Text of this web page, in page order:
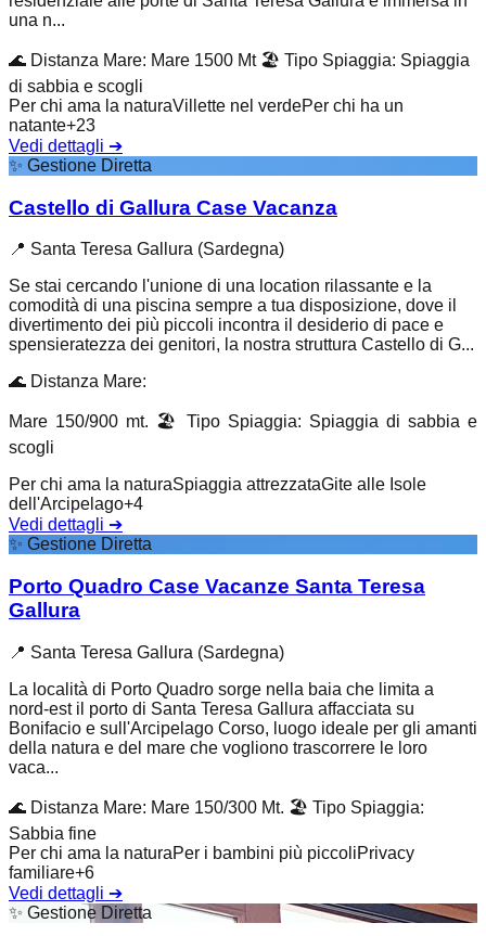
una n...
🌊 Distanza Mare: Mare 1500 Mt 🏖️ Tipo Spiaggia: Spiaggia
di sabbia e scogli
Per chi ama la naturaVillette nel verdePer chi ha un
natante+23
Vedi dettagli ➔
✨ Gestione Diretta
Castello di Gallura Case Vacanza
📍 Santa Teresa Gallura (Sardegna)
Se stai cercando l'unione di una location rilassante e la
comodità di una piscina sempre a tua disposizione, dove il
divertimento dei più piccoli incontra il desiderio di pace e
spensieratezza dei genitori, la nostra struttura Castello di G...
🌊 Distanza Mare:
Mare 150/900 mt. 🏖️ Tipo Spiaggia: Spiaggia di sabbia e
scogli
Per chi ama la naturaSpiaggia attrezzataGite alle Isole
dell'Arcipelago+4
Vedi dettagli ➔
✨ Gestione Diretta
Porto Quadro Case Vacanze Santa Teresa
Gallura
📍 Santa Teresa Gallura (Sardegna)
La località di Porto Quadro sorge nella baia che limita a
nord-est il porto di Santa Teresa Gallura affacciata su
Bonifacio e sull'Arcipelago Corso, luogo ideale per gli amanti
della natura e del mare che vogliono trascorrere le loro
vaca...
🌊 Distanza Mare: Mare 150/300 Mt. 🏖️ Tipo Spiaggia:
Sabbia fine
Per chi ama la naturaPer i bambini più piccoliPrivacy
familiare+6
Vedi dettagli ➔
✨ Gestione Diretta